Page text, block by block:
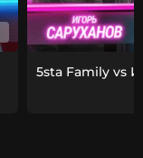
5sta Family vs